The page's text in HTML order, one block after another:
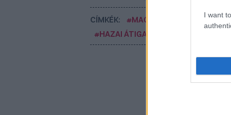
I want
CÍMKÉK: #MAGYAR FOCI #NB I
#HAZAI ÁTIGAZOLÁSI HÍREK